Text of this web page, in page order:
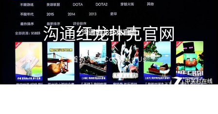
沟通红龙扑克官网
首页 Contacts Us